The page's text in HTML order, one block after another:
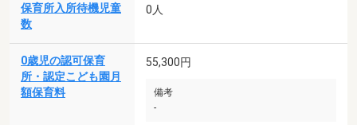
保育所入所待機児童
数
0人
0歳児の認可保育
所・認定こども園月
額保育料
55,300円
備考
-